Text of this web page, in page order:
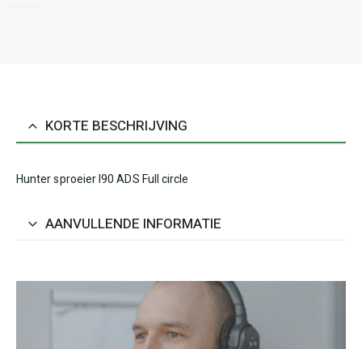
KORTE BESCHRIJVING
Hunter sproeier I90 ADS Full circle
AANVULLENDE INFORMATIE